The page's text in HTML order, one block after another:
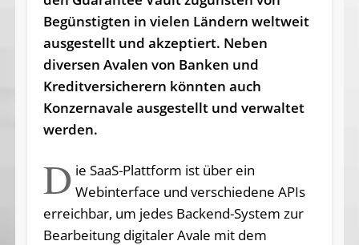
Begünstigten in vielen Ländern weltweit
ausgestellt und akzeptiert. Neben
diversen Avalen von Banken und
Kreditversicherern könnten auch
Konzernavale ausgestellt und verwaltet
werden.
D ie SaaS-Plattform ist über ein
Webinterface und verschiedene APIs
erreichbar, um jedes Backend-System zur
Bearbeitung digitaler Avale mit dem